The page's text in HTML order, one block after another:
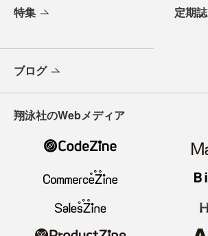
特集 定期誌
ブログ
翔泳社のWebメディア